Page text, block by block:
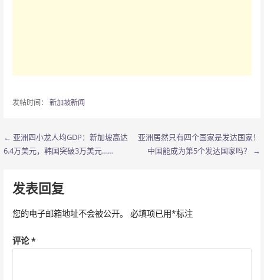
发帖时间： 新加坡新闻
文
导
航
← 亚洲四小龙人均GDP：新加坡高达
6.4万美元，韩国突破3万美元……
亚洲居然只有四个国家是发达国家！
中国能成为第5个发达国家吗？ →
发表回复
您的电子邮箱地址不会被公开。 必填项已用*标注
评论*